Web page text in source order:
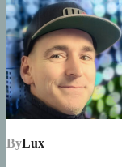
ByLux